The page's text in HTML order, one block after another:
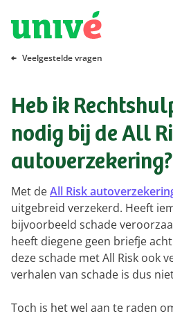
Naar hoofdinhoud
Naar hoofdnavigatie
Naar footer
Veelgestelde vragen
Heb ik
nodig bij de All
autoverzekering?
Met deAll Risk
uitgebreid verzekerd. Heeft
bijvoorbeeld schade
heeft diegene geen briefje
deze schade met All Risk ook
verhalen van schade is dus
Toch is het wel aan te raden